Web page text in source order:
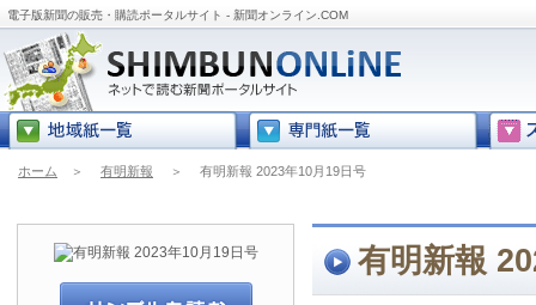
電子版新聞の販売・購読ポータルサイト - 新聞オンライン.COM
ホーム ＞ 有明新報 ＞ 有明新報 2023年10月19日号
有明新報